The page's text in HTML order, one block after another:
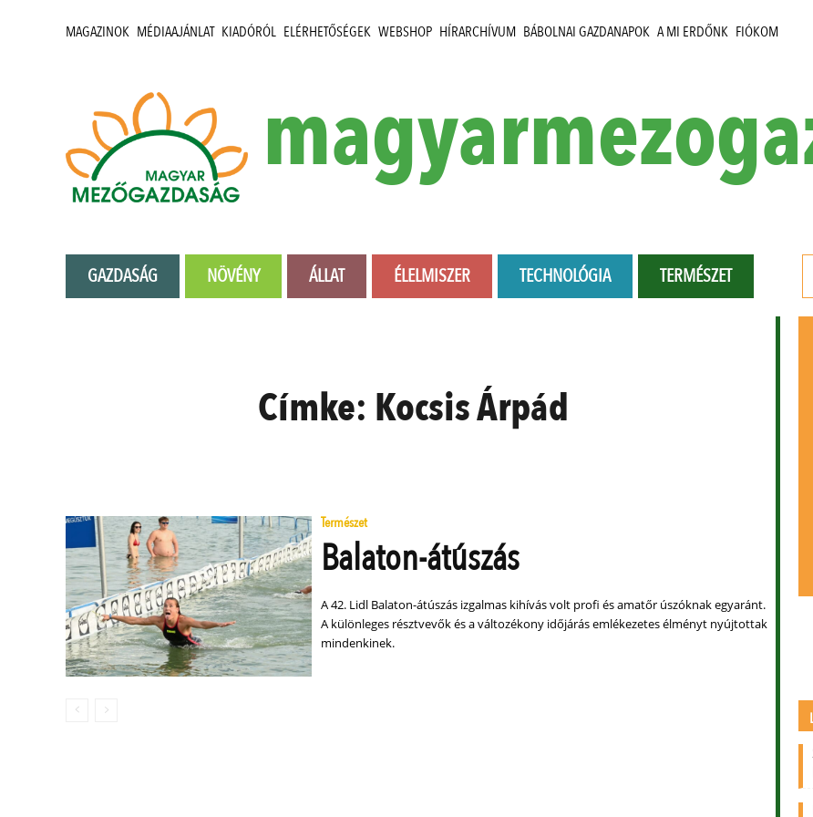
MAGAZINOK MÉDIAAJÁNLAT KIADÓRÓL ELÉRHETŐSÉGEK WEBSHOP HÍRARCHÍVUM BÁBOLNAI GAZDANAPOK A MI ERDŐNK FIÓKOM
GAZDASÁG NÖVÉNY ÁLLAT ÉLELMISZER TECHNOLÓGIA TERMÉSZET
Címke: Kocsis Árpád
Természet
Balaton-átúszás
A 42. Lidl Balaton-átúszás izgalmas kihívás volt profi és amatőr úszóknak egyaránt.
A különleges résztvevők és a változékony időjárás emlékezetes élményt nyújtottak
mindenkinek.